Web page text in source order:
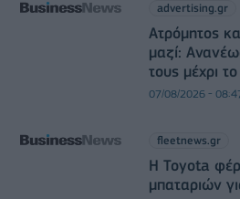
advertising.gr
Ατρόμητος
μαζί:
τους μέχρι
07/08/2026 -
fleetnews.gr
Η Toyota
μπαταριών